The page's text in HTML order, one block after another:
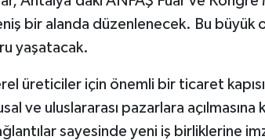
bir alanda düzenlenecek. Bu
yaşatacak.
üreticiler için önemli bir ticaret
ve uluslararası pazarlara
sayesinde yeni iş birliklerine